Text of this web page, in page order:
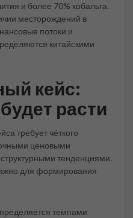
и более 70% кобальта.
месторождений в
потоки и
китайскими
кейс:
расти
требует чёткого
ценовыми
тенденциями.
для формирования
темпами